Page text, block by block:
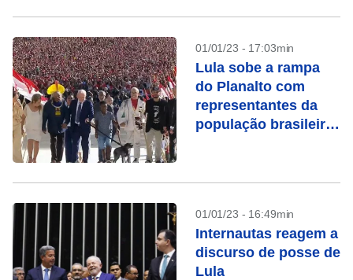
01/01/23 - 17:03min
Lula sobe a rampa
do Planalto com
representantes da
população brasileira
01/01/23 - 16:49min
Internautas reagem a
discurso de posse de
Lula